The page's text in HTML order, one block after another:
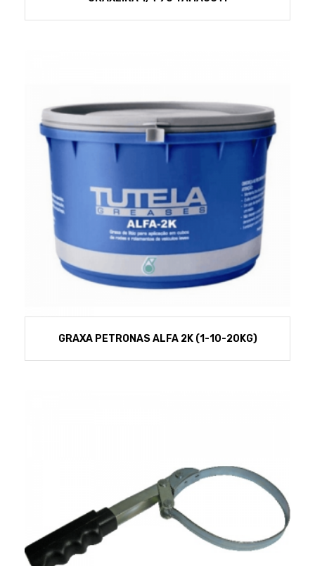
GRAXA PETRONAS ALFA 2K (1-10-20KG)